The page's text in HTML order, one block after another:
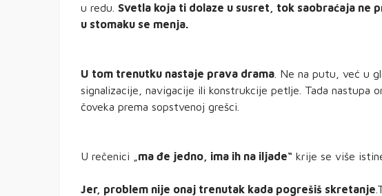
u redu. Svetla koja ti dolaze u susret, tok saobraćaja ne
u stomaku se menja.
U tom trenutku nastaje prava drama . Ne na putu, već u
signalizacije, navigacije ili konstrukcije petlje. Tada nastupa
čoveka prema sopstvenoj grešci.
U rečenici „ ma đe jedno, ima ih na iljade“ krije se više
Jer, problem nije onaj trenutak kada pogrešiš skretanje